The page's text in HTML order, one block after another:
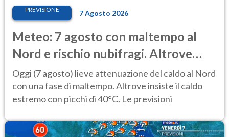
PREVISIONE 7 Agosto 2026
Meteo: 7 agosto con maltempo al
Nord e rischio nubifragi. Altrove
caldo estremo
Oggi (7 agosto) lieve attenuazione del caldo al Nord
con una fase di maltempo. Altrove insiste il caldo
estremo con picchi di 40°C. Le previsioni